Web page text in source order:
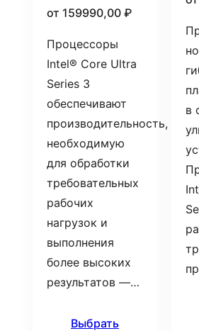
от 159990,00 ₽
Процессоры
Intel® Core Ultra
Series 3
обеспечивают
производительность,
необходимую
для обработки
требовательных
рабочих
нагрузок и
выполнения
более высоких
результатов —…
Выбрать
в